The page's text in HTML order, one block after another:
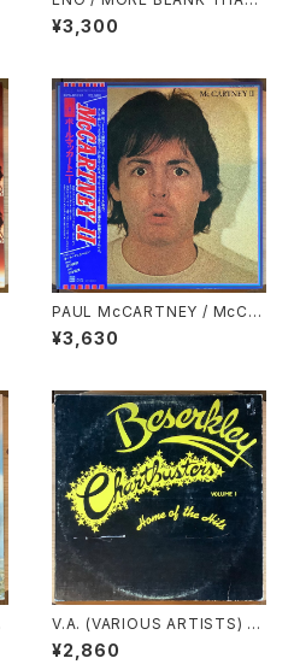
FRANK
¥3,300
PAUL McCARTNEY / McCA
RTNEY Ⅱ
¥3,630
V.A. (VARIOUS ARTISTS) /
BESERKLEY CHART BUSTE
R VOLUME 1
¥2,860